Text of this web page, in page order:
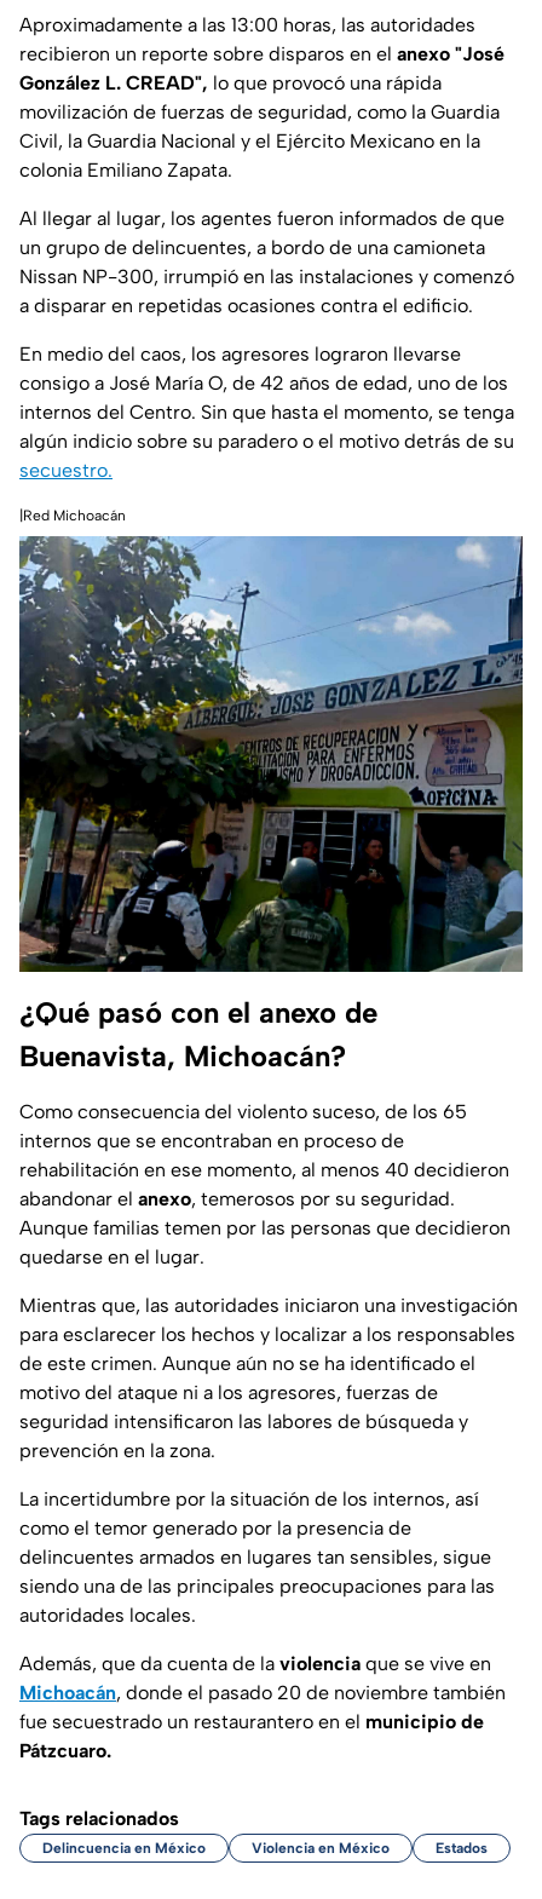
Aproximadamente a las 13:00 horas, las autoridades
recibieron un reporte sobre disparos en el anexo "José
González L. CREAD", lo que provocó una rápida
movilización de fuerzas de seguridad, como la Guardia
Civil, la Guardia Nacional y el Ejército Mexicano en la
colonia Emiliano Zapata.
Al llegar al lugar, los agentes fueron informados de que
un grupo de delincuentes, a bordo de una camioneta
Nissan NP-300, irrumpió en las instalaciones y comenzó
a disparar en repetidas ocasiones contra el edificio.
En medio del caos, los agresores lograron llevarse
consigo a José María O, de 42 años de edad, uno de los
internos del Centro. Sin que hasta el momento, se tenga
algún indicio sobre su paradero o el motivo detrás de su
secuestro.
|Red Michoacán
¿Qué pasó con el anexo de
Buenavista, Michoacán?
Como consecuencia del violento suceso, de los 65
internos que se encontraban en proceso de
rehabilitación en ese momento, al menos 40 decidieron
abandonar el anexo, temerosos por su seguridad.
Aunque familias temen por las personas que decidieron
quedarse en el lugar.
Mientras que, las autoridades iniciaron una investigación
para esclarecer los hechos y localizar a los responsables
de este crimen. Aunque aún no se ha identificado el
motivo del ataque ni a los agresores, fuerzas de
seguridad intensificaron las labores de búsqueda y
prevención en la zona.
La incertidumbre por la situación de los internos, así
como el temor generado por la presencia de
delincuentes armados en lugares tan sensibles, sigue
siendo una de las principales preocupaciones para las
autoridades locales.
Además, que da cuenta de la violencia que se vive en
Michoacán, donde el pasado 20 de noviembre también
fue secuestrado un restaurantero en el municipio de
Pátzcuaro.
Tags relacionados
Delincuencia en México Violencia en México Estados